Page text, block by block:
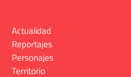
Actualidad
Reportajes
Personajes
Territorio